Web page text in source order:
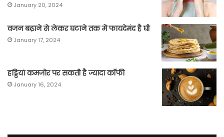
January 20, 2024
वजन बढ़ाने से लेकर घटाने तक में फायदेमंद है घी
January 17, 2024
हड्डियां कमजोर पर सकती है ज्यादा कॉफी
January 16, 2024